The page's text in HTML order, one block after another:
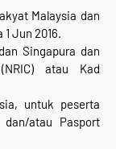
Malaysia dan
Jun 2016.
Singapura dan
atau Kad
untuk peserta
dan/atau Pasport